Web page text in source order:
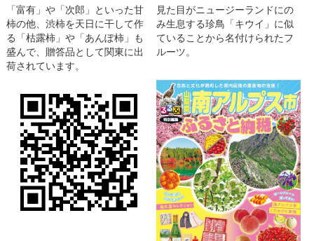
「富有」や「次郎」といった甘
柿の他、渋柿を天日に干して作
る「枯露柿」や「あんぽ柿」も
盛んで、贈答品として関東に出
荷されています。
見た目がニュージーランドにの
み生息する珍鳥「キウイ」に似
ていることから名付けられたフ
ルーツ。